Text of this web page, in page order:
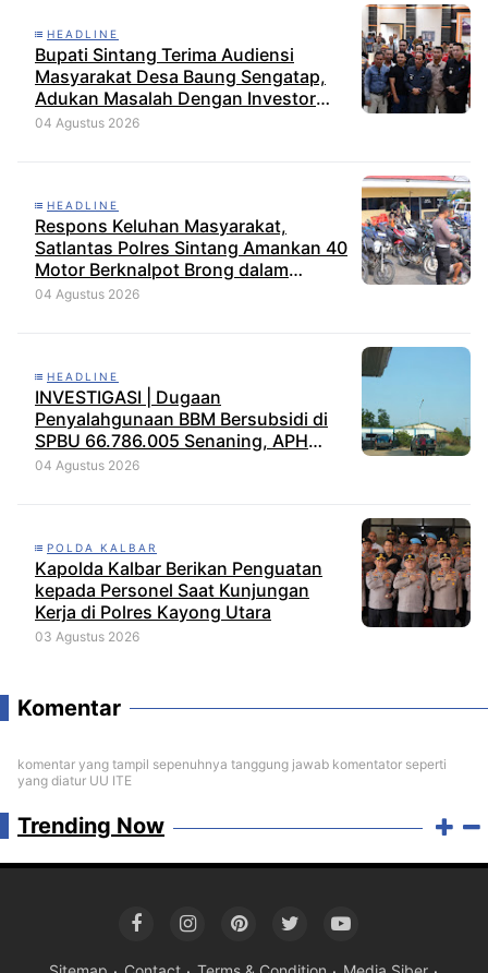
HEADLINE
Bupati Sintang Terima Audiensi
Masyarakat Desa Baung Sengatap,
Adukan Masalah Dengan Investor
Perkebunan
04 Agustus 2026
HEADLINE
Respons Keluhan Masyarakat,
Satlantas Polres Sintang Amankan 40
Motor Berknalpot Brong dalam
Strong Point Pagi
04 Agustus 2026
HEADLINE
INVESTIGASI | Dugaan
Penyalahgunaan BBM Bersubsidi di
SPBU 66.786.005 Senaning, APH
Jangan Tutup Mata, BPH Migas
04 Agustus 2026
POLDA KALBAR
Kapolda Kalbar Berikan Penguatan
kepada Personel Saat Kunjungan
Kerja di Polres Kayong Utara
03 Agustus 2026
Komentar
komentar yang tampil sepenuhnya tanggung jawab komentator seperti
yang diatur UU ITE
Trending Now